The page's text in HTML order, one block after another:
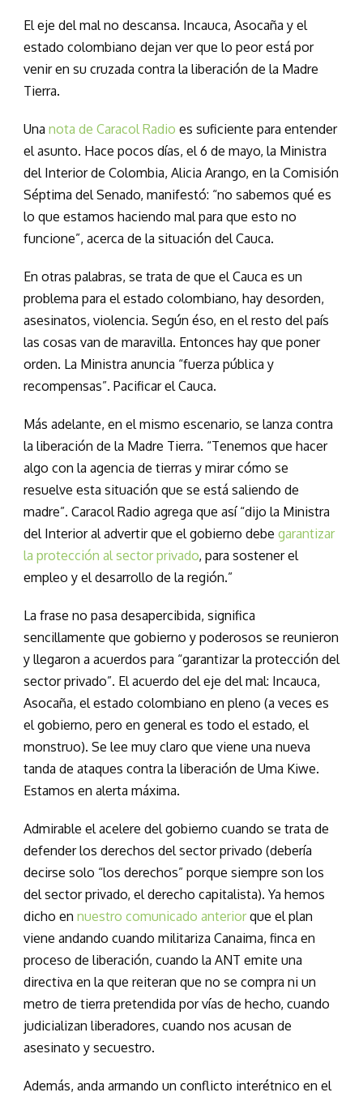
El eje del mal no descansa. Incauca, Asocaña y el
estado colombiano dejan ver que lo peor está por
venir en su cruzada contra la liberación de la Madre
Tierra.
Una nota de Caracol Radio es suficiente para entender
el asunto. Hace pocos días, el 6 de mayo, la Ministra
del Interior de Colombia, Alicia Arango, en la Comisión
Séptima del Senado, manifestó: “no sabemos qué es
lo que estamos haciendo mal para que esto no
funcione”, acerca de la situación del Cauca.
En otras palabras, se trata de que el Cauca es un
problema para el estado colombiano, hay desorden,
asesinatos, violencia. Según éso, en el resto del país
las cosas van de maravilla. Entonces hay que poner
orden. La Ministra anuncia “fuerza pública y
recompensas”. Pacificar el Cauca.
Más adelante, en el mismo escenario, se lanza contra
la liberación de la Madre Tierra. “Tenemos que hacer
algo con la agencia de tierras y mirar cómo se
resuelve esta situación que se está saliendo de
madre”. Caracol Radio agrega que así “dijo la Ministra
del Interior al advertir que el gobierno debe garantizar
la protección al sector privado, para sostener el
empleo y el desarrollo de la región.”
La frase no pasa desapercibida, significa
sencillamente que gobierno y poderosos se reunieron
y llegaron a acuerdos para “garantizar la protección del
sector privado”. El acuerdo del eje del mal: Incauca,
Asocaña, el estado colombiano en pleno (a veces es
el gobierno, pero en general es todo el estado, el
monstruo). Se lee muy claro que viene una nueva
tanda de ataques contra la liberación de Uma Kiwe.
Estamos en alerta máxima.
Admirable el acelere del gobierno cuando se trata de
defender los derechos del sector privado (debería
decirse solo “los derechos” porque siempre son los
del sector privado, el derecho capitalista). Ya hemos
dicho en nuestro comunicado anteriorque el plan
viene andando cuando militariza Canaima, finca en
proceso de liberación, cuando la ANT emite una
directiva en la que reiteran que no se compra ni un
metro de tierra pretendida por vías de hecho, cuando
judicializan liberadores, cuando nos acusan de
asesinato y secuestro.
Además, anda armando un conflicto interétnico en el